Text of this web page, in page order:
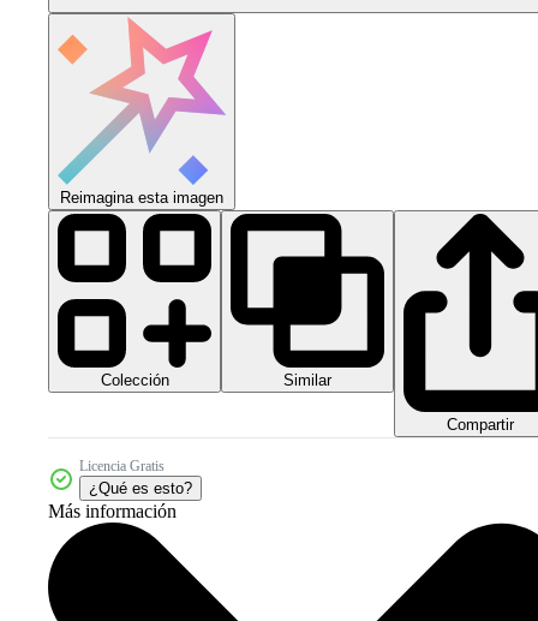
Reimagina esta imagen
Colección Similar
Compartir
Licencia Gratis
¿Qué es esto?
Más información